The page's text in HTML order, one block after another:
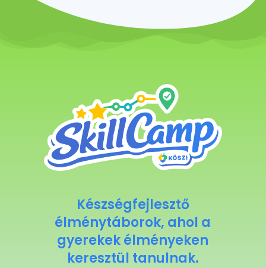
Készségfejlesztő
élménytáborok, ahol a
gyerekek élményeken
keresztül tanulnak.